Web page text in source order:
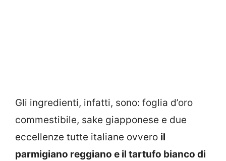
Gli ingredienti, infatti, sono: foglia d’oro
commestibile, sake giapponese e due
eccellenze tutte italiane ovvero il
parmigiano reggiano e il tartufo bianco di